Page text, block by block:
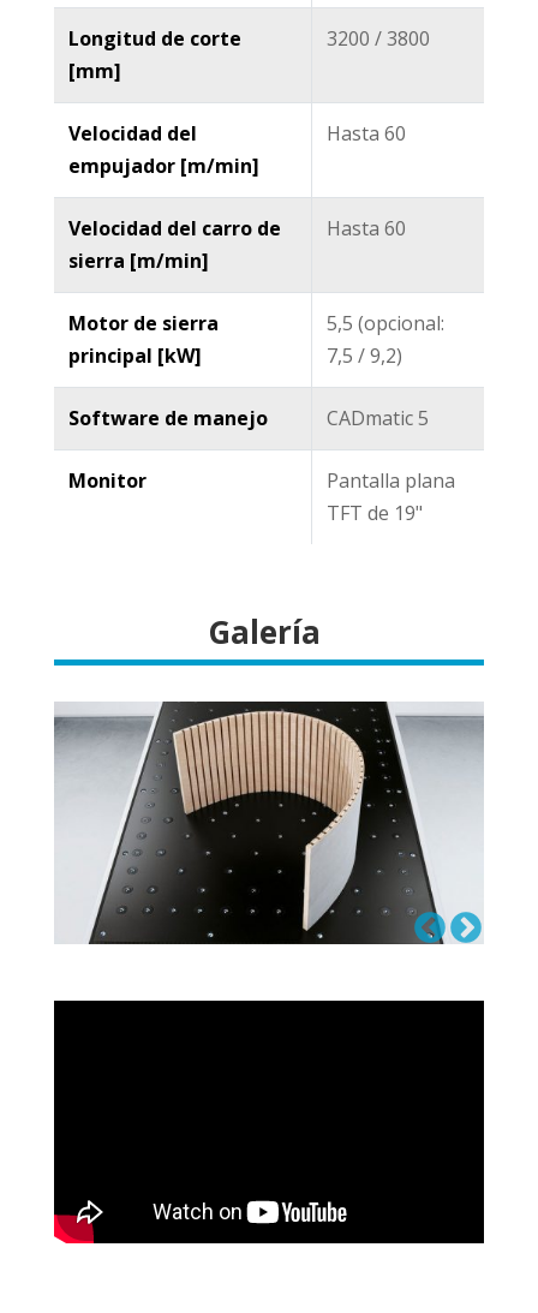
Longitud de corte
[mm]
3200 / 3800
Velocidad del
empujador [m/min]
Hasta 60
Velocidad del carro de
sierra [m/min]
Hasta 60
Motor de sierra
principal [kW]
5,5 (opcional:
7,5 / 9,2)
Software de manejo CADmatic 5
Monitor
Pantalla plana
TFT de 19"
Galería